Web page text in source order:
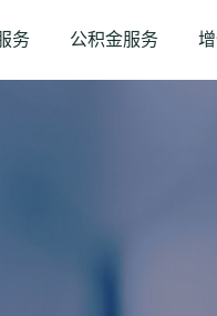
务 公积金服务